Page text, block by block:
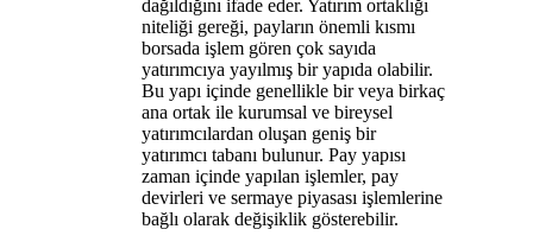
dağıldığını ifade eder. Yatırım ortaklığı
niteliği gereği, payların önemli kısmı
borsada işlem gören çok sayıda
yatırımcıya yayılmış bir yapıda olabilir.
Bu yapı içinde genellikle bir veya birkaç
ana ortak ile kurumsal ve bireysel
yatırımcılardan oluşan geniş bir
yatırımcı tabanı bulunur. Pay yapısı
zaman içinde yapılan işlemler, pay
devirleri ve sermaye piyasası işlemlerine
bağlı olarak değişiklik gösterebilir.